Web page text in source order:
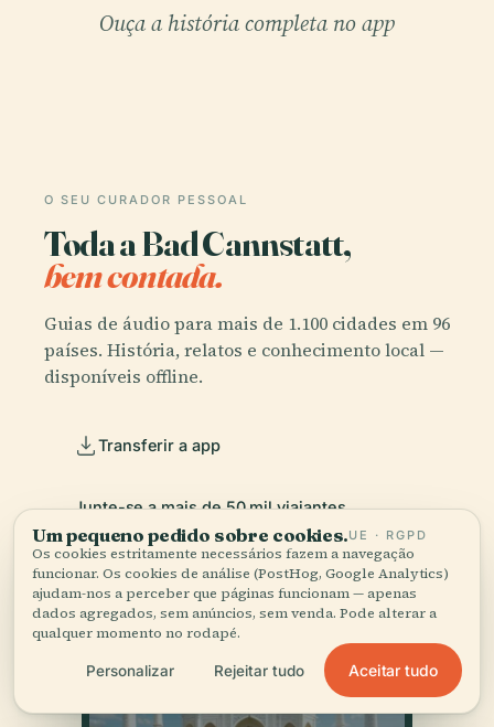
Ouça a história completa no app
O SEU CURADOR PESSOAL
Toda a Bad Cannstatt,
bem contada.
Guias de áudio para mais de 1.100 cidades em 96
países. História, relatos e conhecimento local —
disponíveis offline.
Transferir a app
Junte-se a mais de 50 mil viajantes
Um pequeno pedido sobre cookies.UE · RGPD
Os cookies estritamente necessários fazem a navegação
funcionar. Os cookies de análise (PostHog, Google Analytics)
ajudam-nos a perceber que páginas funcionam — apenas
dados agregados, sem anúncios, sem venda. Pode alterar a
qualquer momento no rodapé.
Personalizar Rejeitar tudo Aceitar tudo